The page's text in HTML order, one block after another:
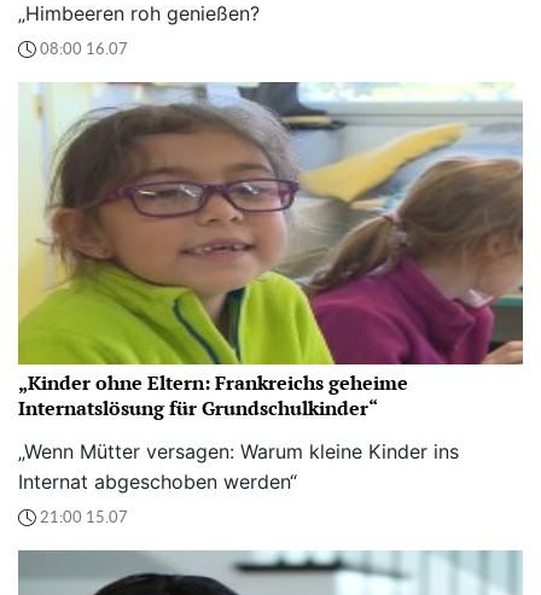
„Himbeeren roh genießen?
08:00 16.07
„Kinder ohne Eltern: Frankreichs geheime
Internatslösung für Grundschulkinder“
„Wenn Mütter versagen: Warum kleine Kinder ins
Internat abgeschoben werden“
21:00 15.07